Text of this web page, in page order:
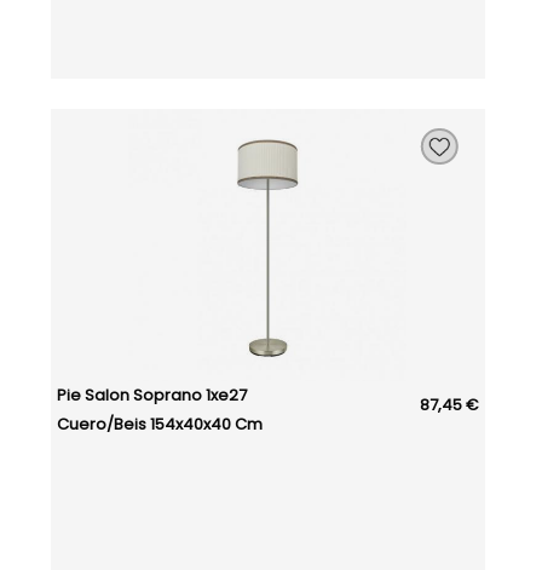
Pie Salon Soprano 1xe27
Cuero/beis 154x40x40 Cm
87,45 €